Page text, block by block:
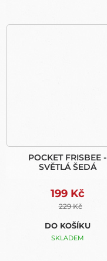
POCKET FRISBEE -
SVĚTLÁ ŠEDÁ
199 Kč
229 Kč
DO KOŠÍKU
SKLADEM